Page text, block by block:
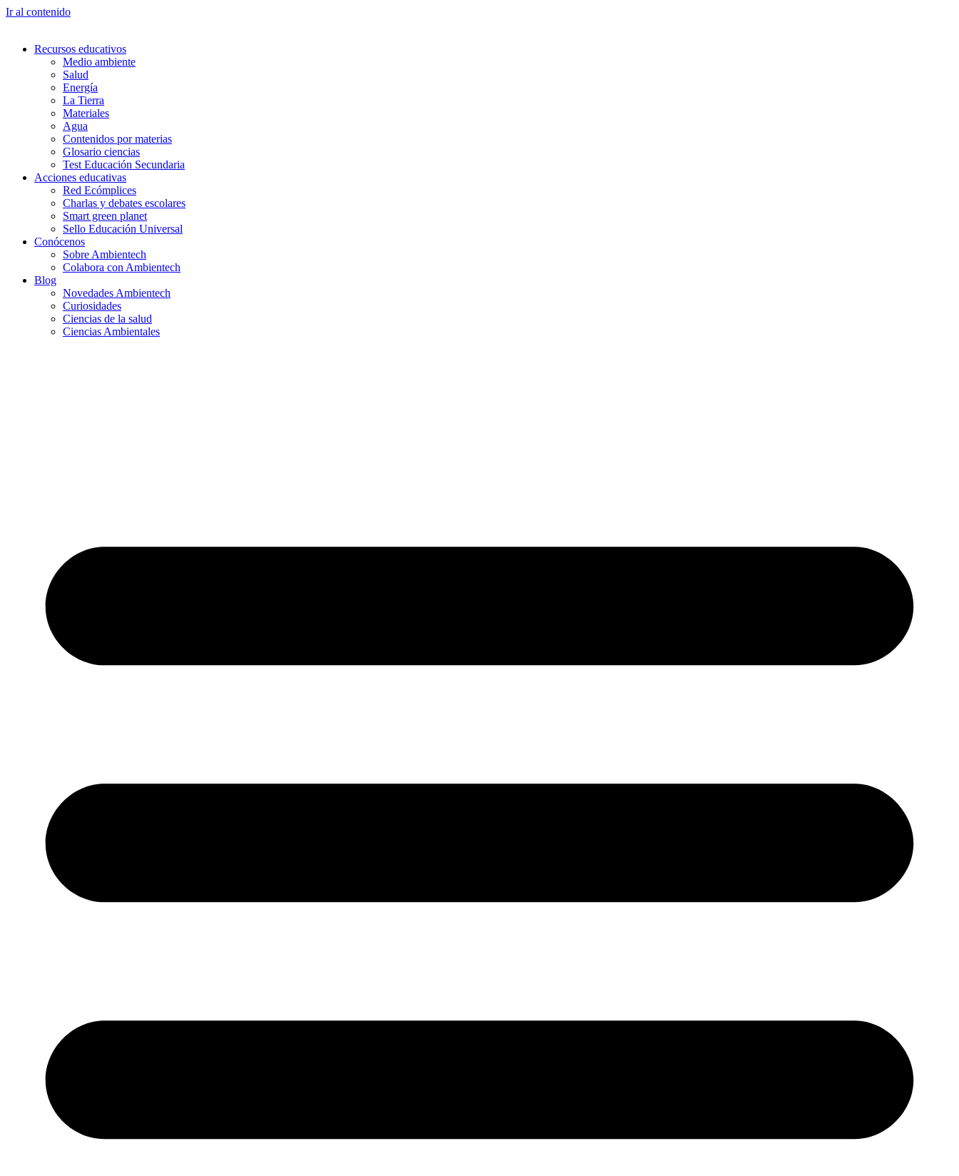
Ir al contenido
Recursos educativos
Medio ambiente
Salud
Energía
La Tierra
Materiales
Agua
Contenidos por materias
Glosario ciencias
Test Educación Secundaria
Acciones educativas
Red Ecómplices
Charlas y debates escolares
Smart green planet
Sello Educación Universal
Conócenos
Sobre Ambientech
Colabora con Ambientech
Blog
Novedades Ambientech
Curiosidades
Ciencias de la salud
Ciencias Ambientales